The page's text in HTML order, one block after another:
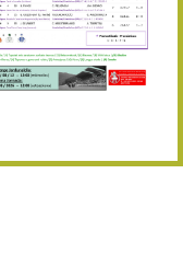
Abuztaren 12a / 12 de
Abuztuaren 15a / 15 de
Abuztuaren 30a / 30 de